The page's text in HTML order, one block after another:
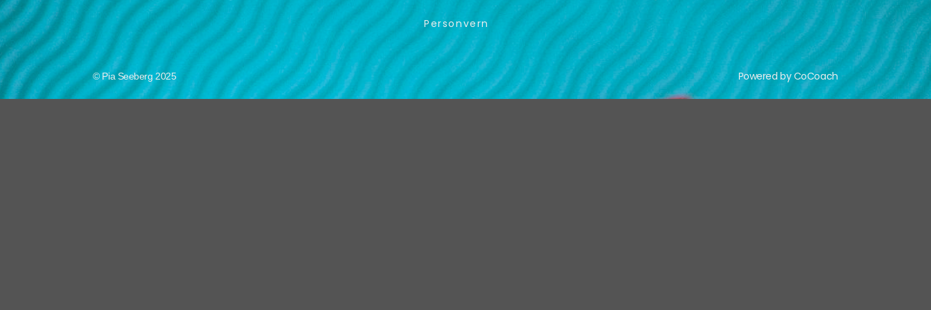
Personvern
© Pia Seeberg 2025 Powered by CoCoach